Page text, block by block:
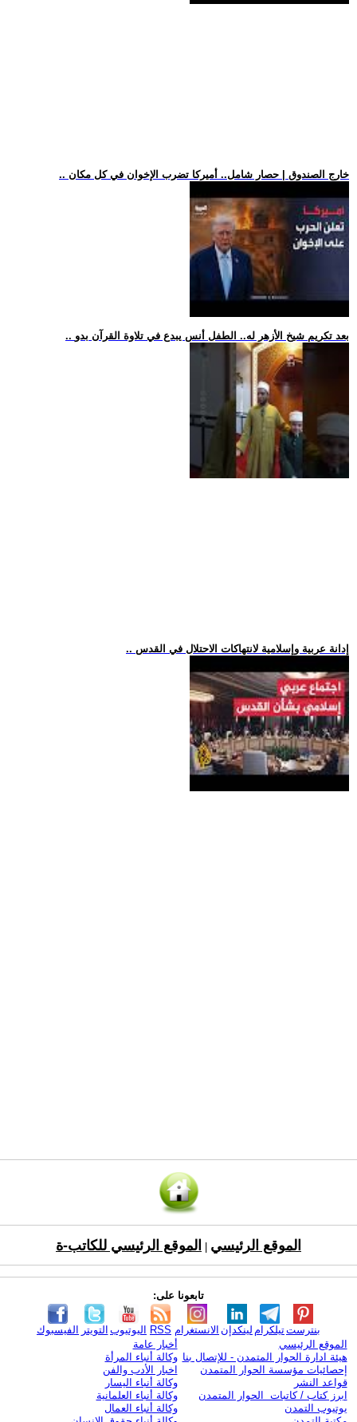
.. خارج الصندوق | حصار شامل.. أميركا تضرب الإخوان في كل مكان
.. بعد تكريم شيخ الأزهر له.. الطفل أنس يبدع في تلاوة القرآن بدو
.. إدانة عربية وإسلامية لانتهاكات الاحتلال في القدس
الموقع الرئيسي الموقع الرئيسي للكاتب-ة
تابعونا على:
الفيسبوك التويتر اليوتيوب RSS الانستغرام لينكدإن تيلكرامبنترست
الموقع الرئيسي
هيئة ادارة الحوار المتمدن - للإتصال بنا
إحصائيات مؤسسة الحوار المتمدن
قواعد النشر
ابرز كتاب / كاتبات الحوار المتمدن
يوتيوب التمدن
أخبار عامة
وكالة أنباء المرأة
اخبار الأدب والفن
وكالة أنباء اليسار
وكالة أنباء العلمانية
وكالة أنباء العمال